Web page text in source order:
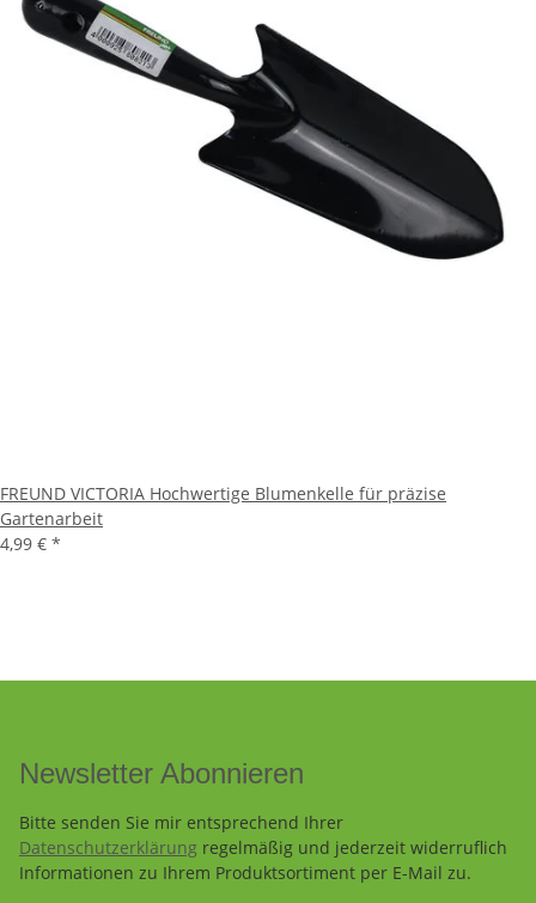
FREUND VICTORIA Hochwertige Blumenkelle für präzise
Gartenarbeit
4,99 € *
Newsletter Abonnieren
Bitte senden Sie mir entsprechend Ihrer
Datenschutzerklärung regelmäßig und jederzeit widerruflich
Informationen zu Ihrem Produktsortiment per E-Mail zu.